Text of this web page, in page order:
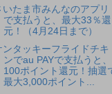
いたま市みんなのアプリ
で支払うと、最大33％還
元！（4月24日まで）
ンタッキーフライドチキ
ンでau PAYで支払うと、
100ポイント還元！抽選
最大3,000ポイント...